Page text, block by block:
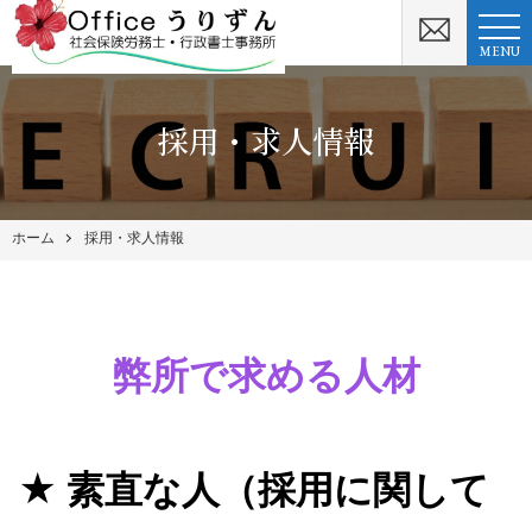
MENU
採用・求人情報
ホーム 採用・求人情報
弊所で求める人材
★ 素直な人（採用に関して